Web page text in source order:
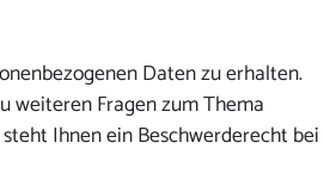
Daten zu erhalten.
weiteren Fragen zum Thema
Ihnen ein Beschwerderecht bei